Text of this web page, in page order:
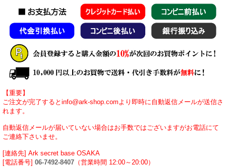
【重要】
ご注文が完了するとinfo@ark-shop.comより即時に自動返信メールが送信さ
れます。
自動返信メールが届いていない場合はお手数ではございますがお電話にて
ご連絡下さいませ。
[連絡先] Ark secret base OSAKA
[電話番号] 06-7492-8407 （営業時間 12:00～20:00）